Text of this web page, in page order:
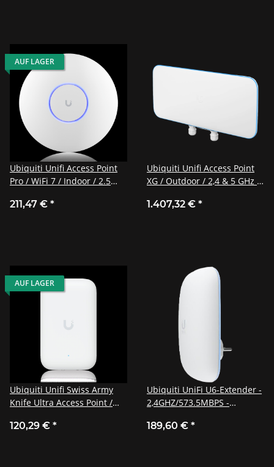
AUF LAGER
Ubiquiti Unifi Access Point
Pro / WiFi 7 / Indoor / 2.5
Pro
211,47 € *
Ubiquiti Unifi Access Point
XG / Outdoor / 2,4 & 5 GHz /
UWB-XG
1.407,32 € *
AUF LAGER
Ubiquiti Unifi Swiss Army
Knife Ultra Access Point /
PoE / 2 x RP-SMA-F / UK-
120,29 € *
Ubiquiti UniFi U6-Extender -
2,4GHZ/573.5MBPS -
189,60 € *